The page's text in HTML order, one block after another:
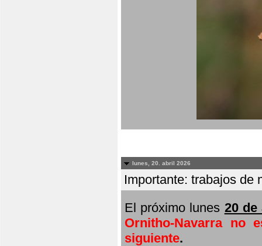
lunes, 20. abril 2026
Importante: trabajos de
El próximo lunes 20
Ornitho-Navarra no
siguiente.